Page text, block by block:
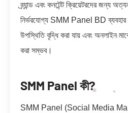
ব্র্যান্ড এবং কনটেন্ট ক্রিয়েটরদের জন্য
নির্ভরযোগ্য SMM Panel BD ব্যবহার
উপস্থিতি বৃদ্ধি করা যায় এবং অনলাইন
করা সম্ভব।
SMM Panel কী?
SMM Panel (Social Media